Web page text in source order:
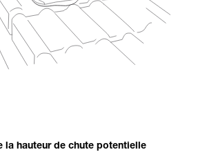
la hauteur de chute potentielle